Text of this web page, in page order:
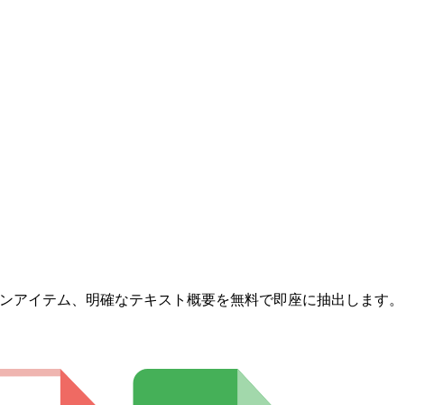
イテム、明確なテキスト概要を無料で即座に抽出します。